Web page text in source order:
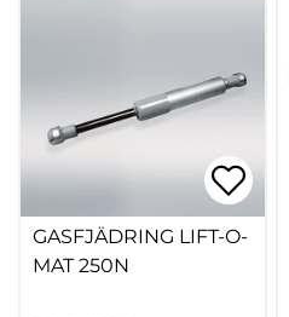
GASFJÄDRING LIFT-O-
MAT 250N